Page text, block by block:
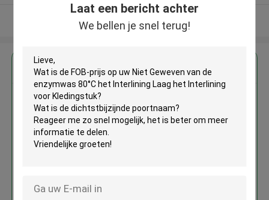
Laat een bericht achter
We bellen je snel terug!
Bekijk meer
Krijg de beste prijs voor
Niet Geweven van de enzymwas
80°C het Interlining Laag het
Interlining voor Kledingstuk
Doorgaan